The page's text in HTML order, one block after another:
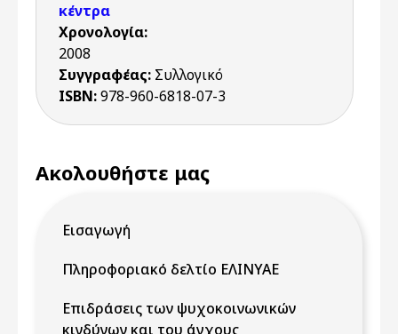
Εισαγωγή
Πληροφοριακό δελτίο ΕΛΙΝΥΑΕ
Επιδράσεις των ψυχοκοινωνικών
κινδύνων και του άγχους
κέντρα
Χρονολογία:
2008
Συγγραφέας: Συλλογικό
ISBN:978-960-6818-07-3
Ακολουθήστε μας